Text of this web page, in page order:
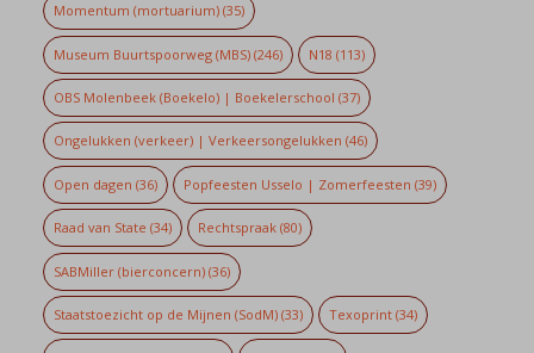
Momentum (mortuarium)(35)
Museum Buurtspoorweg (MBS)(246) N18 (113)
OBS Molenbeek (Boekelo) | Boekelerschool (37)
Ongelukken (verkeer) | Verkeersongelukken (46)
Open dagen (36) Popfeesten Usselo | Zomerfeesten (39)
Raad van State (34) Rechtspraak (80)
SABMiller (bierconcern)(36)
Staatstoezicht op de Mijnen (SodM)(33) Texoprint (34)